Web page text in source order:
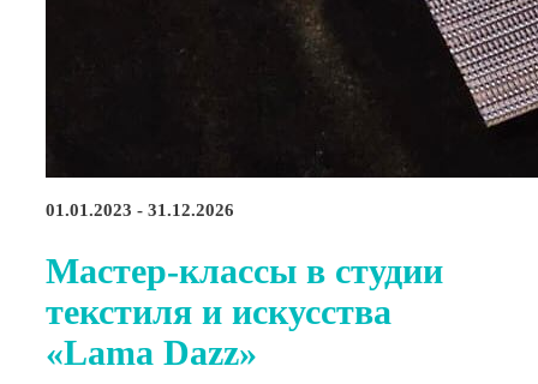
01.01.2023 - 31.12.2026
Мастер-классы в студии
текстиля и искусства
«Lama Dazz»